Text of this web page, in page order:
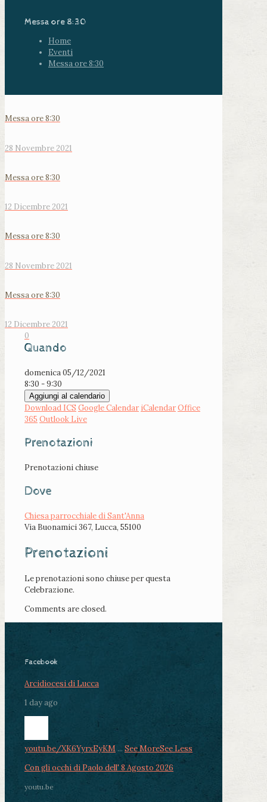
Messa ore 8:30
Home
Eventi
Messa ore 8:30
Messa ore 8:30
28 Novembre 2021
Messa ore 8:30
12 Dicembre 2021
Messa ore 8:30
28 Novembre 2021
Messa ore 8:30
12 Dicembre 2021
0
Quando
domenica 05/12/2021
8:30 - 9:30
Aggiungi al calendario
Download ICS Google Calendar iCalendarOffice
365 Outlook Live
Prenotazioni
Prenotazioni chiuse
Dove
Chiesa parrocchiale di Sant'Anna
Via Buonamici 367, Lucca, 55100
Prenotazioni
Le prenotazioni sono chiuse per questa
Celebrazione.
Comments are closed.
Facebook
Arcidiocesi di Lucca
1 day ago
youtu.be/XK6YyrxEyKM ... See MoreSee Less
Con gli occhi di Paolo dell' 8 Agosto 2026
youtu.be